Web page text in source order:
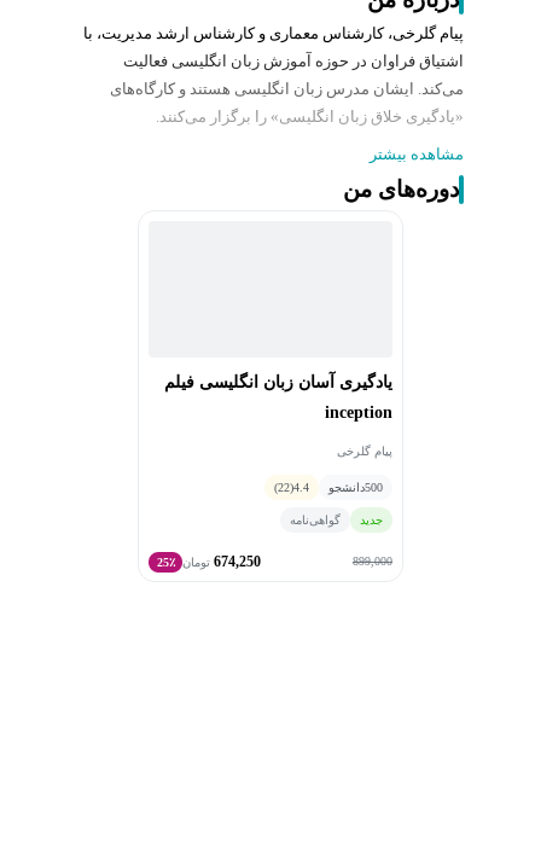
پیام گلرخی، کارشناس معماری و کارشناس ارشد مدیریت، با
اشتیاق فراوان در حوزه آموزش زبان انگلیسی فعالیت
می‌کند. ایشان مدرس زبان انگلیسی هستند و کارگاه‌های
«یادگیری خلاق زبان انگلیسی» را برگزار می‌کنند.
پیام گلرخی از دوران کودکی به زبان انگلیسی تسلط یافته‌ و
همواره از فیلم و سریال به عنوان ابزاری قدرتمند برای
مشاهده بیشتر
دوره‌های من
یادگیری آسان زبان انگلیسی فیلم
inception
پیام گلرخی
500دانشجو 4.4
(22)
جدید گواهی‌نامه
899,000
674,250 تومان 25٪